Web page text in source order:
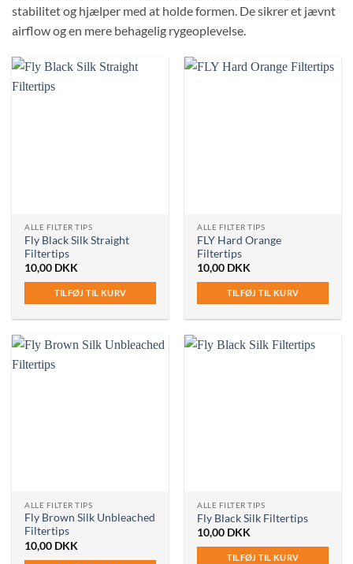
stabilitet og hjælper med at holde formen. De sikrer et jævnt
airflow og en mere behagelig rygeoplevelse.
ALLE FILTER TIPS
Fly Black Silk Straight
Filtertips
10,00 DKK
TILFØJ TIL KURV
ALLE FILTER TIPS
FLY Hard Orange
Filtertips
10,00 DKK
TILFØJ TIL KURV
ALLE FILTER TIPS
Fly Brown Silk Unbleached
Filtertips
10,00 DKK
ALLE FILTER TIPS
Fly Black Silk Filtertips
10,00 DKK
TILFØJ TIL KURV